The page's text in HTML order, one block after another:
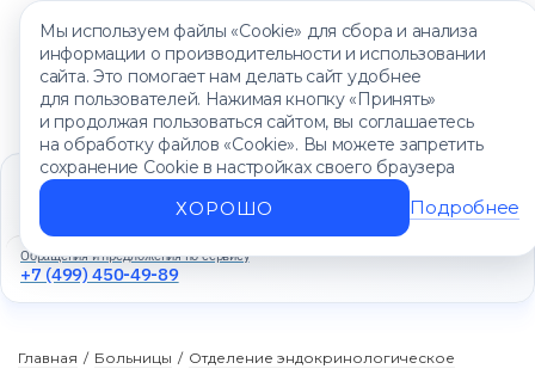
Мы используем файлы «Cookie» для сбора и анализа
информации о производительности и использовании
сайта. Это помогает нам делать сайт удобнее
для пользователей. Нажимая кнопку «Принять»
и продолжая пользоваться сайтом, вы соглашаетесь
на обработку файлов «Cookie». Вы можете запретить
сохранение Cookie в настройках своего браузера
ХОРОШО Подробнее
Единый контакт-центр
+7 (499) 450-88-89
Ежедневно с 8:00 до 20:00
Обращения и предложения по сервису
+7 (499) 450-49-89
Главная / Больницы / Отделение эндокринологическое